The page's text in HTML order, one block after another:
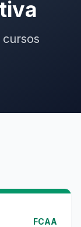
FCAA